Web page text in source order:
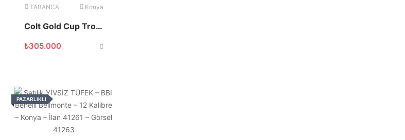
TABANCA Konya
Colt Gold Cup Trophy 9mm Kamu Görevlisinden
₺305.000
PAZARLIKLI